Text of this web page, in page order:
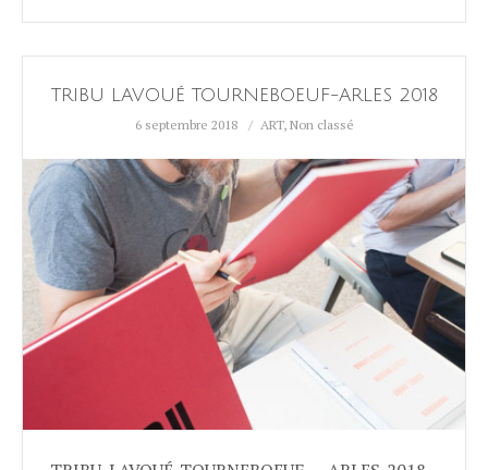
TRIBU LAVOUÉ TOURNEBOEUF-ARLES 2018
6 septembre 2018 ART, Non classé